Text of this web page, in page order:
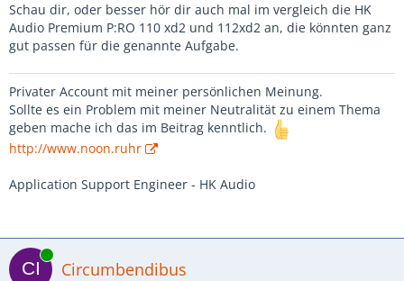
Schau dir, oder besser hör dir auch mal im vergleich die HK
Audio Premium P:RO 110 xd2 und 112xd2 an, die könnten ganz
gut passen für die genannte Aufgabe.
Privater Account mit meiner persönlichen Meinung.
Sollte es ein Problem mit meiner Neutralität zu einem Thema
geben mache ich das im Beitrag kenntlich.
http://www.noon.ruhr
Application Support Engineer - HK Audio
Online
Circumbendibus